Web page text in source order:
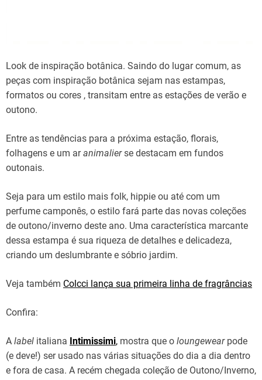
Look de inspiração botânica. Saindo do lugar comum, as
peças com inspiração botânica sejam nas estampas,
formatos ou cores , transitam entre as estações de verão e
outono.
Entre as tendências para a próxima estação, florais,
folhagens e um aranimalierse destacam em fundos
outonais.
Seja para um estilo mais folk, hippie ou até com um
perfume camponês, o estilo fará parte das novas coleções
de outono/inverno deste ano. Uma característica marcante
dessa estampa é sua riqueza de detalhes e delicadeza,
criando um deslumbrante e sóbrio jardim.
Veja também Colcci lança sua primeira linha de fragrâncias
Confira:
A label italiana Intimissimi, mostra que o loungewearpode
(e deve!) ser usado nas várias situações do dia a dia dentro
e fora de casa. A recém chegada coleção de Outono/Inverno,